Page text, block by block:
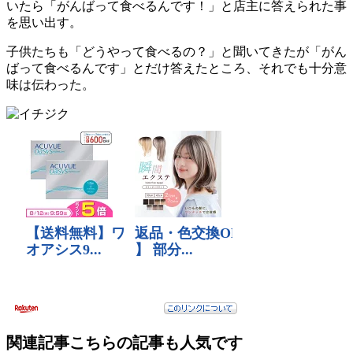
いたら「がんばって食べるんです！」と店主に答えられた事
を思い出す。
子供たちも「どうやって食べるの？」と聞いてきたが「がん
ばって食べるんです」とだけ答えたところ、それでも十分意
味は伝わった。
関連記事こちらの記事も人気です